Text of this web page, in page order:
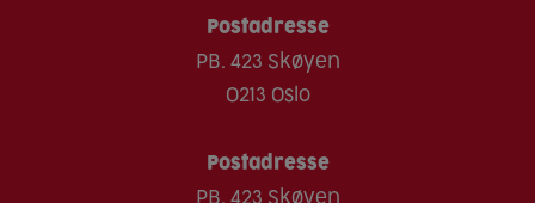
Postadresse
PB. 423 Skøyen
0213 Oslo
Postadresse
PB. 423 Skøyen